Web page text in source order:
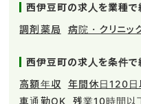
西伊豆町の求人を業種で
調剤薬局
病院・クリニッ
西伊豆町の求人を条件で
高額年収
年間休日120日
車通勤OK
残業10時間以